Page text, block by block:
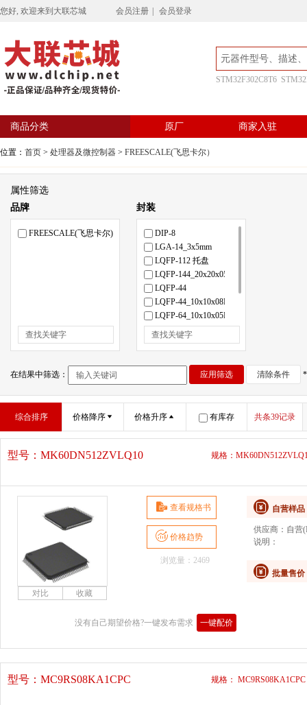
您好, 欢迎来到大联芯城 会员注册 会员登录
STM32F302C8T6
商品分类 原厂 商家入驻
位置： 首页 > 处理器及微控制器 > FREESCALE(飞思卡尔）
属性筛选
品牌
FREESCALE(飞思卡尔)
封装
DIP-8
LGA-14_3x5mm
LQFP-112 托盘
LQFP-144_20x20x05P
LQFP-44
LQFP-44_10x10x08P
LQFP-64_10x10x05P
QFP-64_14x14x08P
SOIC-8_150mil
在结果中筛选：
应用筛选 清除条件
综合排序 价格降序 价格升序 有库存 共条39记录
型号： MK60DN512ZVLQ10 规格：
查看规格书
价格趋势
浏览量：2469
没有自己期望价格?一键发布需求 一键配价
自营样品
供应商： 自营
说明：
批量售价
型号： MC9RS08KA1CPC 规格： MC9RS08KA1CPC